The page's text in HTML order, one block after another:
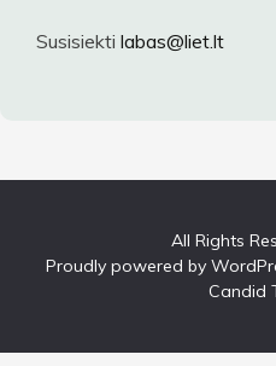
Susisiekti labas@liet.lt
All Rights
Proudly powered by
Candid